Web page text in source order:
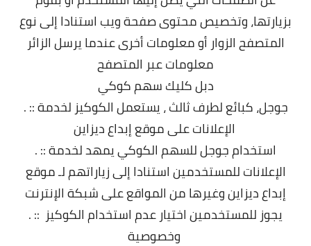
بزيارتها، وتخصيص محتوى صفحة ويب استنادا إلى نوع
المتصفح الزوار أو معلومات أخرى عندما يرسل الزائر
معلومات عبر المتصفح
دبل كليك سهم كوكي
. :: جوجل، كبائع لطرف ثالث ، يستعمل الكوكيز لخدمة
الإعلانات على موقع إبداع ديزاين
. :: استخدام جوجل للسهم الكوكي يمهد لخدمة
الإعلانات للمستخدمين استنادا إلى زياراتهم لـ موقع
إبداع ديزاينوغيرها من المواقع على شبكة الإنترنت
. :: يجوز للمستخدمين اختيار عدم استخدام الكوكيز